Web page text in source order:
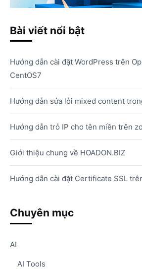
Bài viết nổi bật
Hướng dẫn cài đặt WordPress trên
CentOS7
Hướng dẫn sửa lỗi mixed content
Hướng dẫn trỏ IP cho tên miền trên
Giới thiệu chung về HOADON.BIZ
Hướng dẫn cài đặt Certificate SSL
Chuyên mục
AI
AI Tools